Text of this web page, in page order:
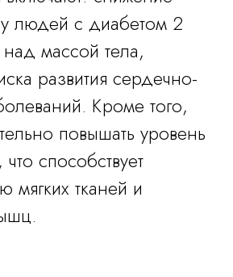
людей с диабетом 2
массой тела,
развития сердечно-
Кроме того,
повышать уровень
способствует
мягких тканей и